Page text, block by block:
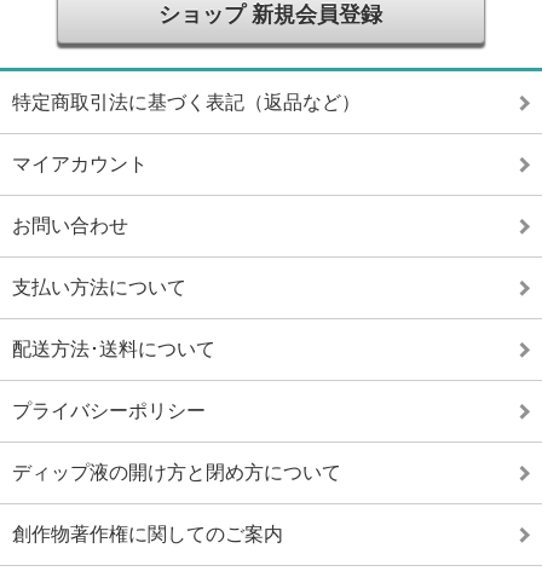
ショップ 新規会員登録
特定商取引法に基づく表記（返品など）
マイアカウント
お問い合わせ
支払い方法について
配送方法･送料について
プライバシーポリシー
ディップ液の開け方と閉め方について
創作物著作権に関してのご案内